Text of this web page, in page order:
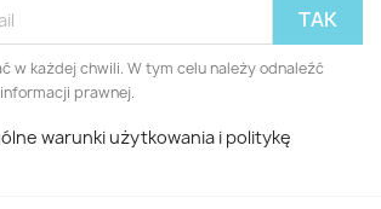
w każdej chwili. W tym celu należy odnaleźć
prawnej.
warunki użytkowania i politykę